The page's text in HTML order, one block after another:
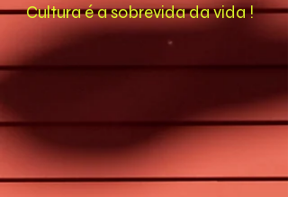
Cultura é a sobrevida da vida !